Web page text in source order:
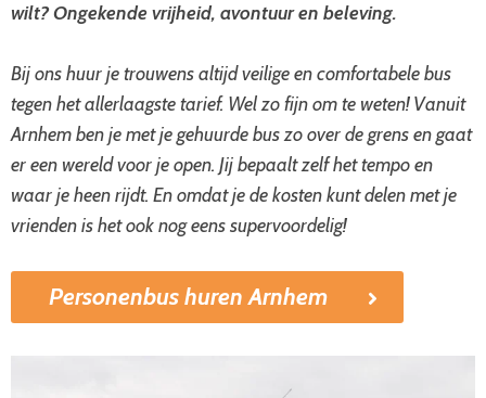
wilt? Ongekende vrijheid, avontuur en beleving.
Bij ons huur je trouwens altijd veilige en comfortabele bus
tegen het allerlaagste tarief. Wel zo fijn om te weten! Vanuit
Arnhem ben je met je gehuurde bus zo over de grens en gaat
er een wereld voor je open. Jij bepaalt zelf het tempo en
waar je heen rijdt. En omdat je de kosten kunt delen met je
vrienden is het ook nog eens supervoordelig!
Personenbus huren Arnhem